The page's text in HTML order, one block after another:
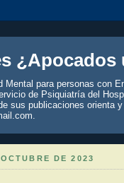
¿Apocados
Mental para personas con
de Psiquiatría del
sus publicaciones orienta
DE 2023